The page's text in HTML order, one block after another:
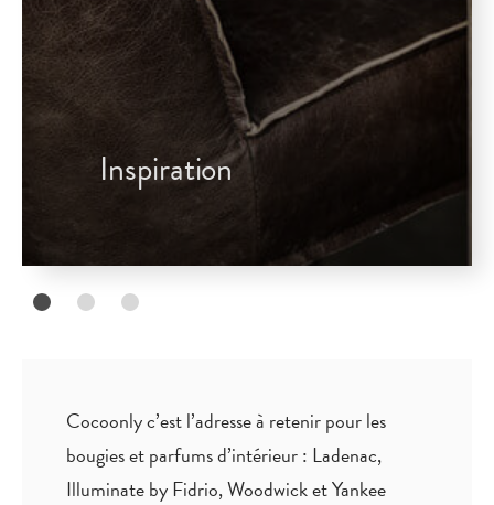
Inspiration
Cocoonly c’est l’adresse à retenir pour les
bougies et parfums d’intérieur : Ladenac,
Illuminate by Fidrio, Woodwick et Yankee